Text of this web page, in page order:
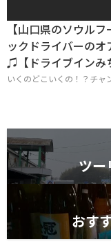
【山口県のソウル
ックドライバーの
♫【ドライブインみ
いくのどこいくの！？チャ
ツー
おす